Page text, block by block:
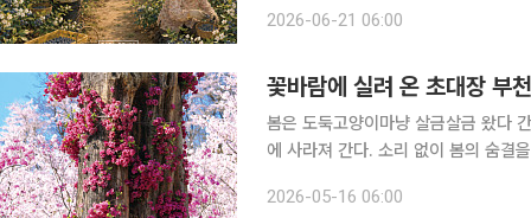
이 계절을 잊었나 벼.” 한철에 모두 피
2026-06-21 06:00
꽃바람에 실려 온 초대장 부
봄은 도둑고양이마냥 살금살금 왔다
에 사라져 간다. 소리 없이 봄의 숨결
한 장 달랑 들고 나서도 풍성한 꽃물
2026-05-16 06:00